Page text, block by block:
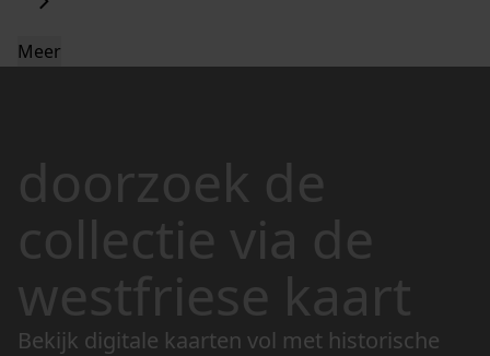
Meer
doorzoek de
collectie via de
westfriese kaart
Bekijk digitale kaarten vol met historische